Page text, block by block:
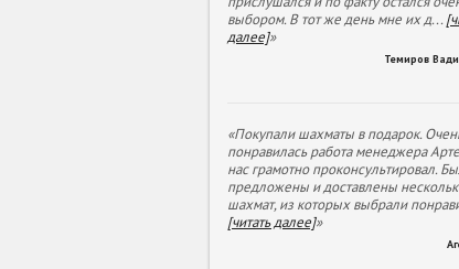
выбором. В тот же день мне их д...
далее]»
Темиров
«Покупали шахматы в подарок.
понравилась работа менеджера
нас грамотно проконсультировал.
предложены и доставлены
шахмат, из которых выбрали
[читать далее]»